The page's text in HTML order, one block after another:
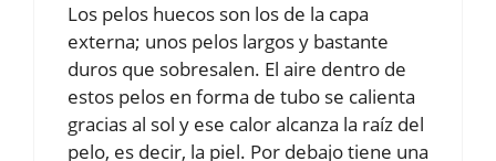
Los pelos huecos son los de la capa
externa; unos pelos largos y bastante
duros que sobresalen. El aire dentro de
estos pelos en forma de tubo se calienta
gracias al sol y ese calor alcanza la raíz del
pelo, es decir, la piel. Por debajo tiene una